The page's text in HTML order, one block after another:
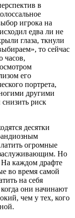
в
игрока на
едва ли не
глаза, ткнули
то сейчас
часов,
его
портрета,
другими
риск
десятки
огромные
Но
На каждом драфте
во время самой
на себя
они начинают
чем у тех, кого